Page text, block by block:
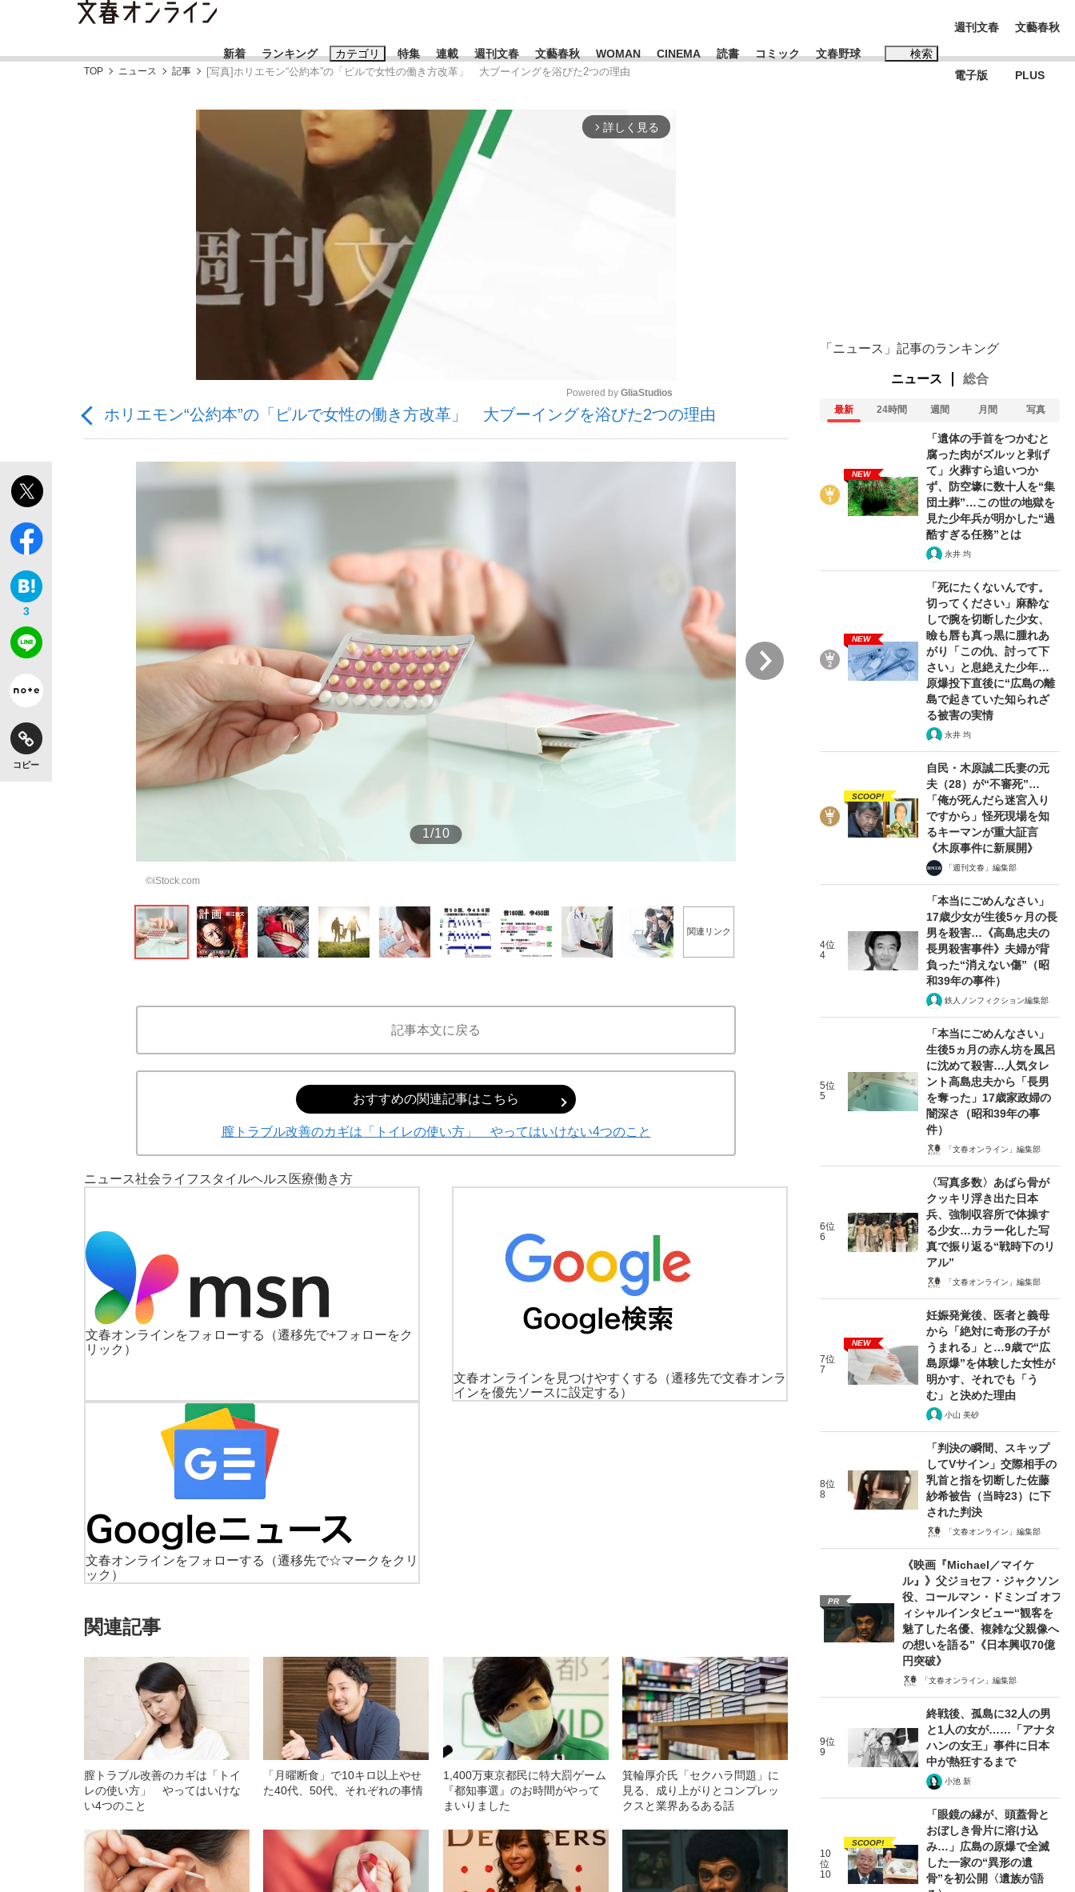
新着 ランキング カテゴリ
「90%は失敗する。でも…」本田圭佑が初めて明かした日本代表監督に...
「クマが悪者扱いされているのが悲しい」『北の国から』倉本聰氏（91...
「目標達成できなかったからと言って…」サッカー日本代表・森保一監督...
もっと見る
特集
終戦から81年
いまさら聞けない資産運用のすべて
the Style
連載 週刊文春 文藝春秋 WOMAN CINEMA 読書 コミック 文春野球 検索
おすすめのキーワードタグ一覧
#藤田晋 #三山凌輝 #高市早苗
#玉木雄一郎
#亀和田武
週刊文春
電子版
文藝春秋
PLUS
TOP ニュース 記事 [写真]ホリエモン“公約本”の「ピルで女性の働き方改革」 大ブーイングを浴びた2つの理由
arrow_forward_ios 詳しく見る
Mute
Powered by GliaStudios
ホリエモン“公約本”の「ピルで女性の働き方改革」 大ブーイングを浴びた2つの理由
3
コピー
1/10
©iStock.com
2/10
関連リンク
記事本文に戻る
おすすめの関連記事はこちら
膣トラブル改善のカギは「トイレの使い方」 やってはいけない4つのこと
ニュース社会ライフスタイルヘルス 医療働き方
文春オンラインをフォローする
（遷移先で+フォローをク
リック）
文春オンラインを見つけやすくする
（遷移先で文春オンラ
インを優先ソースに設定する）
文春オンラインをフォローする
（遷移先で☆マークをクリ
ック）
関連記事
膣トラブル改善のカギは「トイ
レの使い方」 やってはいけな
い4つのこと
「月曜断食」で10キロ以上やせ
た40代、50代、それぞれの事情
1,400万東京都民に特大罰ゲーム
『都知事選』のお時間がやって
まいりました
箕輪厚介氏「セクハラ問題」に
見る、成り上がりとコンプレッ
クスと業界あるある話
「ニュース」記事のランキング
ニュース 総合
最新 24時間 週間 月間 写真
NEW
「遺体の手首をつかむと
腐った肉がズルッと剥げ
て」火葬すら追いつか
ず、防空壕に数十人を“集
団土葬”…この世の地獄を
見た少年兵が明かした“過
酷すぎる任務”とは
永井 均
NEW
「死にたくないんです。
切ってください」麻酔な
しで腕を切断した少女、
瞼も唇も真っ黒に腫れあ
がり「この仇、討って下
さい」と息絶えた少年…
原爆投下直後に“広島の離
島で起きていた知られざ
る被害の実情
永井 均
SCOOP!
自民・木原誠二氏妻の元
夫（28）が“不審死”…
「俺が死んだら迷宮入り
ですから」怪死現場を知
るキーマンが重大証言
《木原事件に新展開》
「週刊文春」編集部
4位
4
「本当にごめんなさい」
17歳少女が生後5ヶ月の長
男を殺害…《高島忠夫の
長男殺害事件》夫婦が背
負った“消えない傷”（昭
和39年の事件）
鉄人ノンフィクション編集部
5位
5
「本当にごめんなさい」
生後5ヵ月の赤ん坊を風呂
に沈めて殺害…人気タレ
ント高島忠夫から「長男
を奪った」17歳家政婦の
闇深さ（昭和39年の事
件）
「文春オンライン」編集部
6位
6
〈写真多数〉あばら骨が
クッキリ浮き出た日本
兵、強制収容所で体操す
る少女…カラー化した写
真で振り返る“戦時下のリ
アル”
「文春オンライン」編集部
7位
7
NEW
妊娠発覚後、医者と義母
から「絶対に奇形の子が
うまれる」と…9歳で“広
島原爆”を体験した女性が
明かす、それでも「う
む」と決めた理由
小山 美砂
8位
8
「判決の瞬間、スキップ
してVサイン」交際相手の
乳首と指を切断した佐藤
紗希被告（当時23）に下
された判決
「文春オンライン」編集部
PR
《映画『Michael／マイケ
ル』》父ジョセフ・ジャクソン
役、コールマン・ドミンゴ オフ
ィシャルインタビュー“観客を
魅了した名優、複雑な父親像へ
の想いを語る”《日本興収70億
円突破》
「文春オンライン」編集部
9位
9
終戦後、孤島に32人の男
と1人の女が……「アナタ
ハンの女王」事件に日本
中が熱狂するまで
小池 新
10
位
10
SCOOP!
「眼鏡の縁が、頭蓋骨と
おぼしき骨片に溶け込
み…」広島の原爆で全滅
した一家の“異形の遺
骨”を初公開〈遺族が語